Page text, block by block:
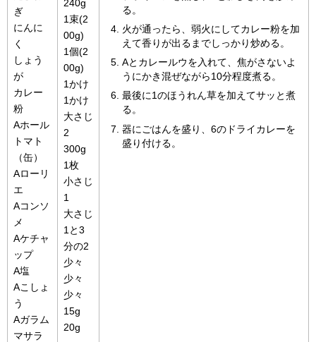
ぎ
にんに
く
しょう
が
カレー
粉
Aホール
トマト
（缶）
Aローリ
エ
Aコンソ
メ
Aケチャ
ップ
A塩
Aこしょ
う
Aガラム
マサラ
240g
1束(2
00g)
1個(2
00g)
1かけ
1かけ
大さじ
2
300g
1枚
小さじ
1
大さじ
1と3
分の2
少々
少々
少々
15g
20g
る。
火が通ったら、弱火にしてカレー粉を加
えて香りが出るまでしっかり炒める。
Aとカレールウを入れて、焦がさないよ
うにかき混ぜながら10分程度煮る。
最後に1のほうれん草を加えてサッと煮
る。
器にごはんを盛り、6のドライカレーを
盛り付ける。